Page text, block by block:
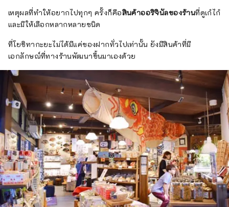
เหตุผลที่ทำให้อยากไปทุกๆ ครั้งก็คือสินค้าออริจินัลของร้านที่ดูเก๋ไก๋
และมีให้เลือกหลากหลายชนิด
ที่โยชิทากะยะไม่ได้มีแค่ของฝากทั่วไปเท่านั้น ยังมีสินค้าที่มี
เอกลักษณ์ที่ทางร้านพัฒนาขึ้นมาเองด้วย